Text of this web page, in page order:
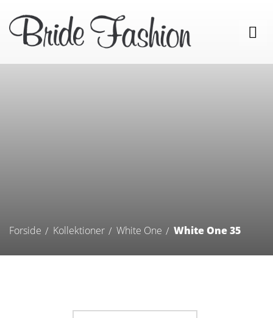
Forside Kollektioner White One White One 35